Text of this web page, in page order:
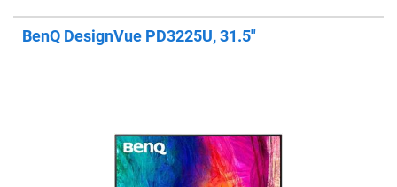
BenQ DesignVue PD3225U, 31.5"